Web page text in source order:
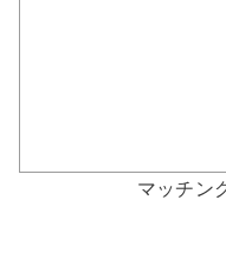
マッチン